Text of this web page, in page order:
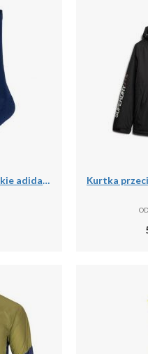
Skarpety unisex piłkarskie adidas Football Cushioned Performance